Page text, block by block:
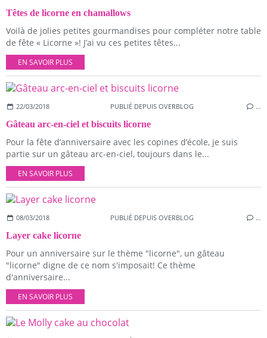
Têtes de licorne en chamallows
Voilà de jolies petites gourmandises pour compléter notre table
de fête « Licorne »! J’ai vu ces petites têtes...
EN SAVOIR PLUS
22/03/2018 PUBLIÉ DEPUIS OVERBLOG …
Gâteau arc-en-ciel et biscuits licorne
Pour la fête d’anniversaire avec les copines d’école, je suis
partie sur un gâteau arc-en-ciel, toujours dans le...
EN SAVOIR PLUS
08/03/2018 PUBLIÉ DEPUIS OVERBLOG …
Layer cake licorne
Pour un anniversaire sur le thème "licorne", un gâteau
"licorne" digne de ce nom s'imposait! Ce thème
d'anniversaire...
EN SAVOIR PLUS